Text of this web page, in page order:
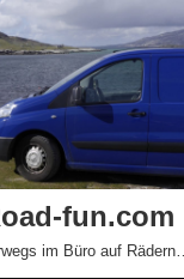
fun.com
im Büro auf Rädern…